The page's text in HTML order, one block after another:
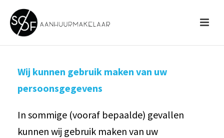
Wij kunnen gebruik maken van uw
persoonsgegevens
In sommige (vooraf bepaalde) gevallen
kunnen wij gebruik maken van uw